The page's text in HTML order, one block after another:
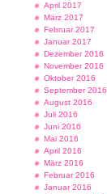
April 2017
März 2017
Februar 2017
Januar 2017
Dezember 2016
November 2016
Oktober 2016
September 2016
August 2016
Juli 2016
Juni 2016
Mai 2016
April 2016
März 2016
Februar 2016
Januar 2016